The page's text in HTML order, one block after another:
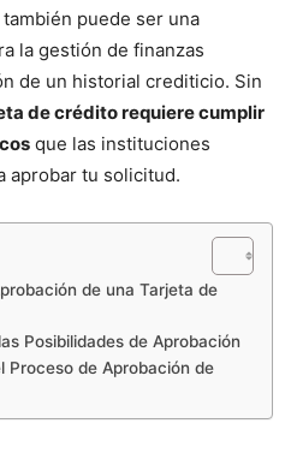
puede ser una
la gestión de finanzas
de un historial crediticio. Sin
de crédito requiere cumplir
que las instituciones
aprobar tu solicitud.
de una Tarjeta de
Posibilidades de Aprobación
Proceso de Aprobación de